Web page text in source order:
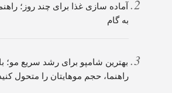
آماده سازی غذا برای چند روز؛
به گام
بهترین شامپو برای رشد سریع مو؛
راهنما، حجم موهایتان را متحول